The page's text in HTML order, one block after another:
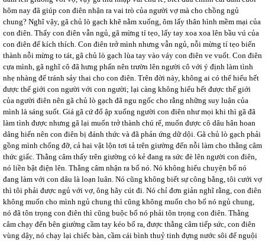
hôm nay đã giúp con điên nhận ra vai trò của người vợ mà cho chồng ngủ
chung? Nghĩ vậy, gã chủ lò gạch khẽ nằm xuống, ôm lấy thân hình mềm mại của
con điên. Thấy con điên vẫn ngủ, gã mừng tí tẹo, lấy tay xoa xoa lên bầu vú của
con điên để kích thích. Con điên trở mình nhưng vẫn ngủ, nỗi mừng tí tẹo biến
thành nỗi mừng to tát, gã chủ lò gạch lùa tay vào váy con điên ve vuốt. Con điên
cựa mình, gã nghĩ cô đã hưng phấn nên trườn lên người cô với ý định làm tình
nhẹ nhàng để tránh sảy thai cho con điên. Trên đời này, không ai có thể hiểu hết
được thế giới con người với con người; lại càng không hiểu hết được thế giới
của người điên nên gã chủ lò gạch đã ngu ngốc cho rằng những suy luận của
mình là sáng suốt. Giá gã cứ đổ ập xuống người con điên như mọi khi thì gã đã
làm tình được nhưng gã lại muốn trở thành chú rể, muốn được cô dâu hân hoan
dâng hiến nên con điên bị đánh thức và đã phản ứng dữ dội. Gã chủ lò gạch phải
gồng mình chống đỡ, cả hai vật lộn tơi tả trên giường đến nỗi làm cho thằng câm
thức giấc. Thằng câm thấy trên giường có kẻ đang ra sức đè lên người con điên,
nó liền bật điện lên. Thằng câm nhận ra bố nó. Nó không hiểu chuyện bố nó
đang làm với con dâu là loạn luân. Nó cũng không biết sự công bằng, tôi cưới vợ
thì tôi phải được ngủ với vợ, ông hãy cút đi. Nó chỉ đơn giản nghĩ rằng, con điên
không muốn cho mình ngủ chung thì cũng không muốn cho bố nó ngủ chung,
nó đã tôn trọng con điên thì cũng buộc bố nó phải tôn trọng con điên. Thằng
câm chạy đến bên giường cầm tay kéo bố ra, được thằng câm tiếp sức, con điên
vùng dậy, nó chạy lại chiếc bàn, cầm cái bình thuỷ tinh đựng nước sôi để nguội